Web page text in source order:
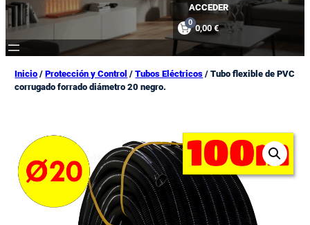
s
a
ACCEDER
0 0,00 €
Inicio /Protección y Control /Tubos Eléctricos / Tubo flexible de PVC
corrugado forrado diámetro 20 negro.